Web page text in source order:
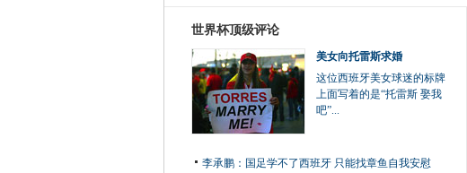
世界杯顶级评论
美女向托雷斯求婚
这位西班牙美女球迷的标牌
上面写着的是“托雷斯 娶我
吧”...
李承鹏：国足学不了西班牙 只能找章鱼自我安慰